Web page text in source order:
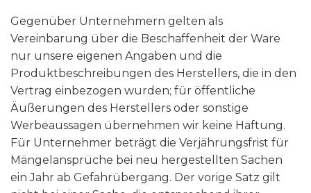
Gegenüber Unternehmern gelten als
Vereinbarung über die Beschaffenheit der Ware
nur unsere eigenen Angaben und die
Produktbeschreibungen des Herstellers, die in den
Vertrag einbezogen wurden; für öffentliche
Äußerungen des Herstellers oder sonstige
Werbeaussagen übernehmen wir keine Haftung.
Für Unternehmer beträgt die Verjährungsfrist für
Mängelansprüche bei neu hergestellten Sachen
ein Jahr ab Gefahrübergang. Der vorige Satz gilt